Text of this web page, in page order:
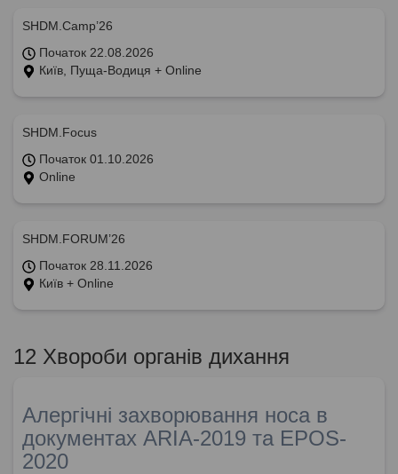
SHDM.Camp’26
Початок 22.08.2026
Київ, Пуща-Водиця + Online
SHDM.Focus
Початок 01.10.2026
Online
SHDM.FORUM’26
Початок 28.11.2026
Київ + Online
12 Хвороби органів дихання
Алергічні захворювання носа в
документах ARIA-2019 та EPOS-
2020